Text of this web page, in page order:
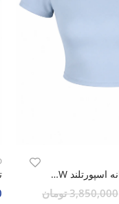
تی شرت ورزشی زنانه اسپورتلند SHIFT Max W
3,850,000 تومان